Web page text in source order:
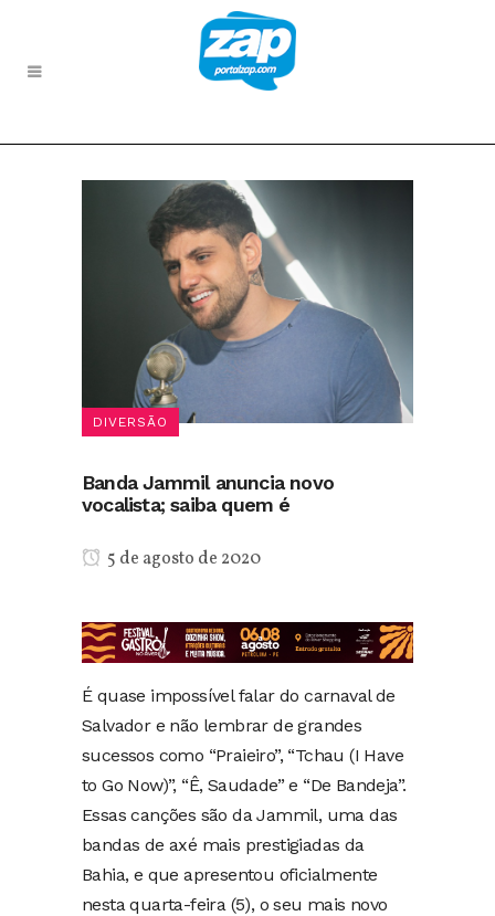
DIVERSÃO
Banda Jammil anuncia novo
vocalista; saiba quem é
5 de agosto de 2020
É quase impossível falar do carnaval de
Salvador e não lembrar de grandes
sucessos como “Praieiro”, “Tchau (I Have
to Go Now)”, “Ê, Saudade” e “De Bandeja”.
Essas canções são da Jammil, uma das
bandas de axé mais prestigiadas da
Bahia, e que apresentou oficialmente
nesta quarta-feira (5), o seu mais novo